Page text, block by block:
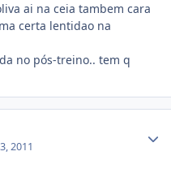
ai na ceia tambem cara
certa lentidao na
no pós-treino.. tem q
2011